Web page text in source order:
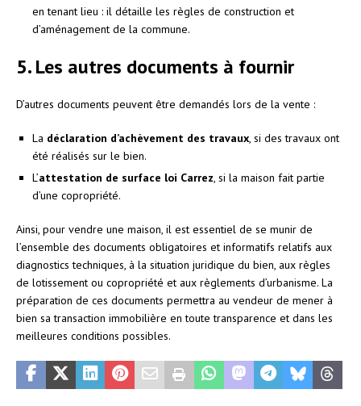
en tenant lieu : il détaille les règles de construction et
d’aménagement de la commune.
5. Les autres documents à fournir
D’autres documents peuvent être demandés lors de la vente :
La déclaration d’achèvement des travaux , si des travaux ont
été réalisés sur le bien.
L’attestation de surface loi Carrez , si la maison fait partie
d’une copropriété.
Ainsi, pour vendre une maison, il est essentiel de se munir de
l’ensemble des documents obligatoires et informatifs relatifs aux
diagnostics techniques, à la situation juridique du bien, aux règles
de lotissement ou copropriété et aux règlements d’urbanisme. La
préparation de ces documents permettra au vendeur de mener à
bien sa transaction immobilière en toute transparence et dans les
meilleures conditions possibles.